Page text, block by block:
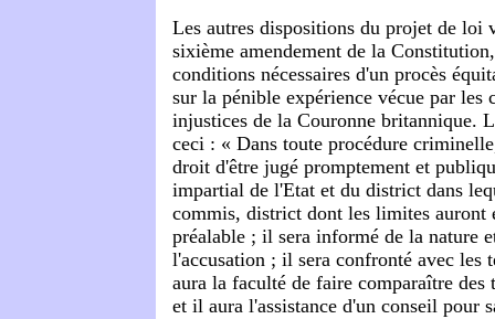
Les autres dispositions du projet de loi
sixième amendement de la
conditions nécessaires d'un procès
sur la pénible expérience vécue par les
injustices de la Couronne britannique.
ceci : « Dans toute procédure
droit d'être jugé promptement et
impartial de l'Etat et du district dans
commis, district dont les limites auront
préalable ; il sera informé de la nature
l'accusation ; il sera confronté avec les
aura la faculté de faire comparaître des
et il aura l'assistance d'un conseil pour